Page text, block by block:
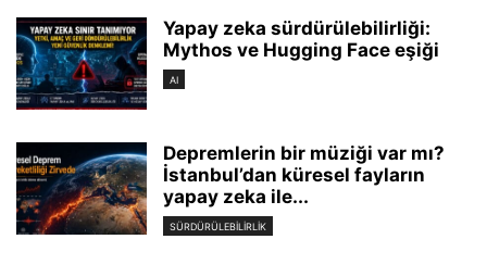
Yapay zeka sürdürülebilirliği:
Mythos ve Hugging Face eşiği
AI
Depremlerin bir müziği var mı?
İstanbul’dan küresel fayların
yapay zeka ile...
SÜRDÜRÜLEBILIRLIK